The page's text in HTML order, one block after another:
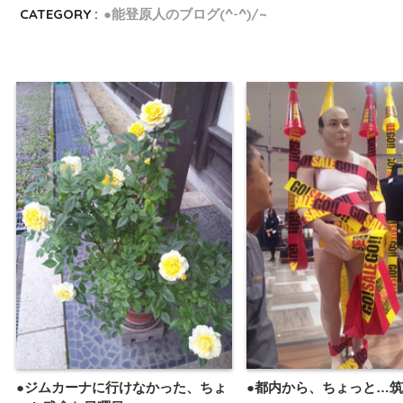
CATEGORY : ●能登原人のブログ(^-^)/~
●ジムカーナに行けなかった、ちょ
●都内から、ちょっと…